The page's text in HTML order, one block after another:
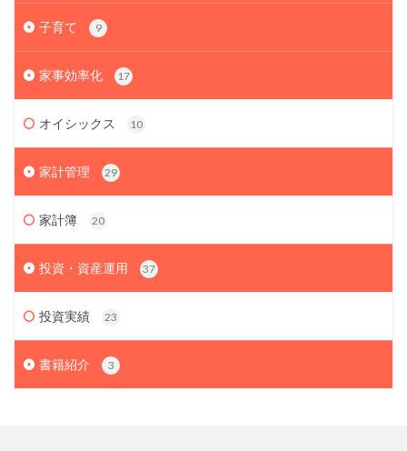
子育て 9
家事効率化 17
オイシックス 10
家計管理 29
家計簿 20
投資・資産運用 37
投資実績 23
書籍紹介 3